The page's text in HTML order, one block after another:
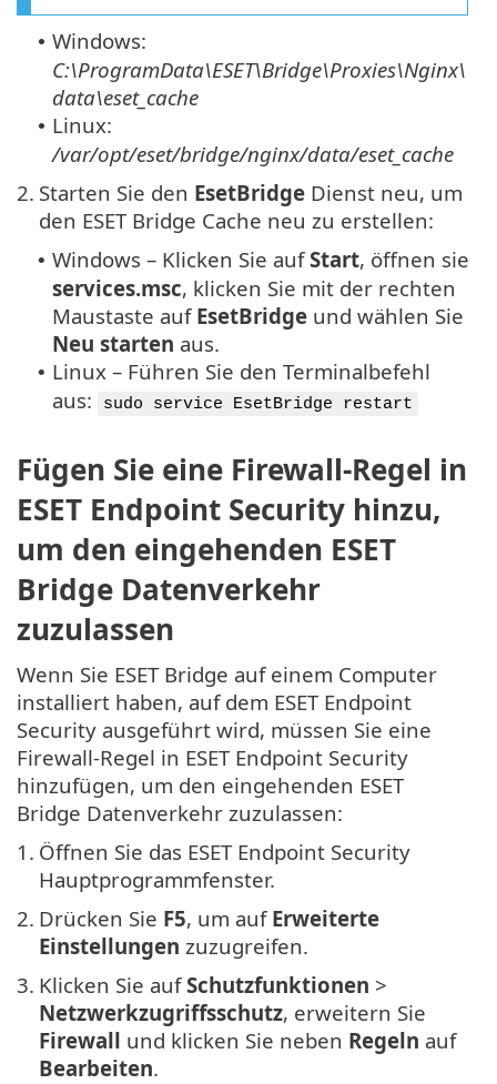
• Windows:
C:\ProgramData\ESET\Bridge\Proxies\Nginx\
data\eset_cache
• Linux:
/var/opt/eset/bridge/nginx/data/eset_cache
2. Starten Sie den EsetBridge Dienst neu, um
den ESET Bridge Cache neu zu erstellen:
• Windows – Klicken Sie aufStart, öffnen sie
services.msc, klicken Sie mit der rechten
Maustaste auf EsetBridge und wählen Sie
Neu starten aus.
• Linux – Führen Sie den Terminalbefehl
aus:
sudo service EsetBridge restart
Fügen Sie eine Firewall-Regel in
ESET Endpoint Security hinzu,
um den eingehenden ESET
Bridge Datenverkehr
zuzulassen
Wenn Sie ESET Bridge auf einem Computer
installiert haben, auf dem ESET Endpoint
Security ausgeführt wird, müssen Sie eine
Firewall-Regel in ESET Endpoint Security
hinzufügen, um den eingehenden ESET
Bridge Datenverkehr zuzulassen:
1. Öffnen Sie das ESET Endpoint Security
Hauptprogrammfenster.
2. Drücken Sie F5, um auf Erweiterte
Einstellungen zuzugreifen.
3. Klicken Sie aufSchutzfunktionen >
Netzwerkzugriffsschutz, erweitern Sie
Firewall und klicken Sie neben Regeln auf
Bearbeiten.